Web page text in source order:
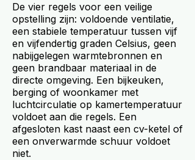
De vier regels voor een veilige
opstelling zijn: voldoende ventilatie,
een stabiele temperatuur tussen vijf
en vijfendertig graden Celsius, geen
nabijgelegen warmtebronnen en
geen brandbaar materiaal in de
directe omgeving. Een bijkeuken,
berging of woonkamer met
luchtcirculatie op kamertemperatuur
voldoet aan die regels. Een
afgesloten kast naast een cv-ketel of
een onverwarmde schuur voldoet
niet.